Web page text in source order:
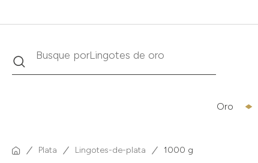
BuscarBusque porLingotes de oro
Oro
Plata Lingotes-de-plata 1000 g